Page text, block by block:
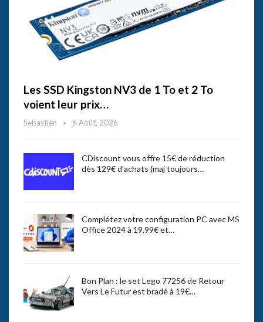
Les SSD Kingston NV3 de 1 To et 2 To
voient leur prix…
Sebastien 6 Août, 2026
CDiscount vous offre 15€ de réduction
dès 129€ d’achats (maj toujours…
Complétez votre configuration PC avec MS
Office 2024 à 19,99€ et…
Bon Plan : le set Lego 77256 de Retour
Vers Le Futur est bradé à 19€…